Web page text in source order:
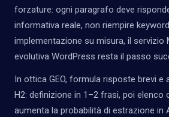
forzature: ogni paragrafo deve
informativa reale, non riempire
implementazione su misura, il servizio
evolutiva WordPress resta il passo
In ottica GEO, formula risposte brevi
H2: definizione in 1–2 frasi, poi elenco
aumenta la probabilità di estrazione in